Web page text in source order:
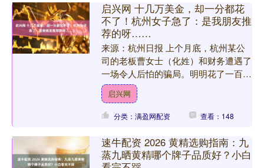
启兴网 十几万美金，却一分都花
不了！杭州女子急了：是我朋友推
荐的呀……
来源：杭州日报 上个月底，杭州某公
司的老板曹女士（化姓）和财务遭遇了
一场令人后怕的骗局。明明花了一百多
万元人民币换汇十几万美金，结果却发
现钱虽然到账，但根本用不....
启兴网
分类：满盈网配资 查看：148
速牛配资 2026 黄精选购指南：九
蒸九晒黄精哪个牌子品质好？小白